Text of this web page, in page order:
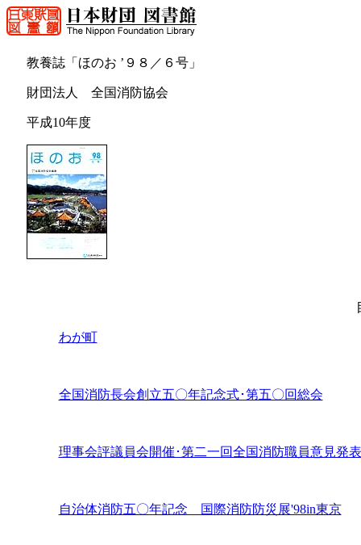
教養誌「ほのお ’９８／６号」
財団法人 全国消防協会
平成10年度
わが町
全国消防長会創立五〇年記念式･第五〇回総会
理事会評議員会開催･第二一回全国消防職員意見発表
自治体消防五〇年記念 国際消防防災展'98in東京